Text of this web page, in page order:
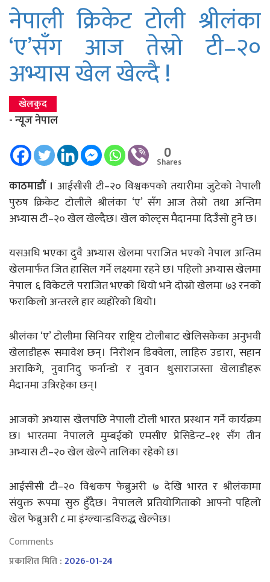
नेपाली क्रिकेट टोली श्रीलंका
‘ए’सँग आज तेस्रो टी–२०
अभ्यास खेल खेल्दै !
खेलकुद
- न्यूज नेपाल
0
Shares
काठमाडौं । आईसीसी टी–२० विश्वकपको तयारीमा जुटेको नेपाली
पुरुष क्रिकेट टोलीले श्रीलंका ‘ए’ सँग आज तेस्रो तथा अन्तिम
अभ्यास टी–२० खेल खेल्दैछ। खेल कोल्ट्स मैदानमा दिउँसो हुने छ।
यसअघि भएका दुवै अभ्यास खेलमा पराजित भएको नेपाल अन्तिम
खेलमार्फत जित हासिल गर्ने लक्ष्यमा रहने छ। पहिलो अभ्यास खेलमा
नेपाल ६ विकेटले पराजित भएको थियो भने दोस्रो खेलमा ७३ रनको
फराकिलो अन्तरले हार व्यहोरेको थियो।
श्रीलंका ‘ए’ टोलीमा सिनियर राष्ट्रिय टोलीबाट खेलिसकेका अनुभवी
खेलाडीहरू समावेश छन्। निरोशन डिक्वेला, लाहिरु उडारा, सहान
अराकिगे, नुवानिदु फर्नान्डो र नुवान थुसाराजस्ता खेलाडीहरू
मैदानमा उत्रिरहेका छन्।
आजको अभ्यास खेलपछि नेपाली टोली भारत प्रस्थान गर्ने कार्यक्रम
छ। भारतमा नेपालले मुम्बईको एमसीए प्रेसिडेन्ट–११ सँग तीन
अभ्यास टी–२० खेल खेल्ने तालिका रहेको छ।
आईसीसी टी–२० विश्वकप फेब्रुअरी ७ देखि भारत र श्रीलंकामा
संयुक्त रूपमा सुरु हुँदैछ। नेपालले प्रतियोगिताको आफ्नो पहिलो
खेल फेब्रुअरी ८ मा इंग्ल्यान्डविरुद्ध खेल्नेछ।
Comments
प्रकाशित मिति :2026-01-24